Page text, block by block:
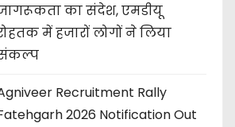
का संदेश, एमडीयू
में हजारों लोगों ने लिया
Recruitment Rally
2026 Notification Out